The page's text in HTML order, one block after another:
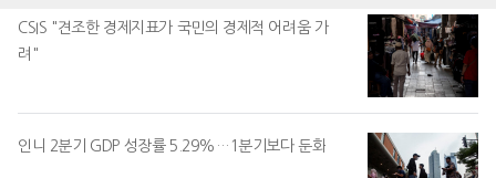
CSIS "견조한 경제지표가 국민의 경제적 어려움 가
려"
인니 2분기 GDP 성장률 5.29%…1분기보다 둔화